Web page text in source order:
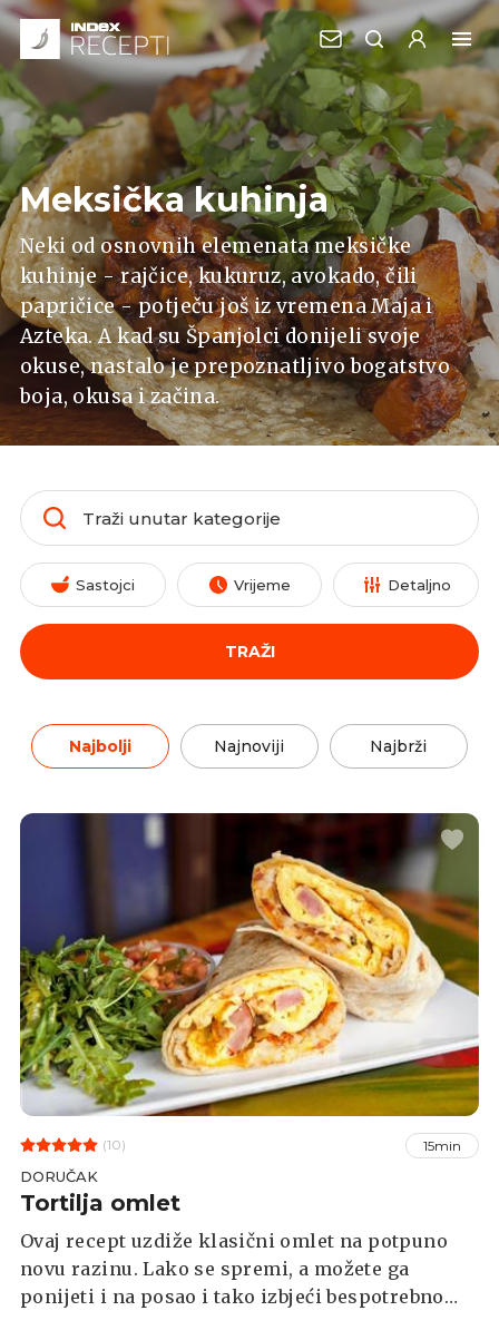
Meksička kuhinja
Neki od osnovnih elemenata meksičke
kuhinje - rajčice, kukuruz, avokado, čili
papričice - potječu još iz vremena Maja i
Azteka. A kad su Španjolci donijeli svoje
okuse, nastalo je prepoznatljivo bogatstvo
boja, okusa i začina.
Sastojci Vrijeme Detaljno
TRAŽI
Najbolji Najnoviji Najbrži
(10) 15min
DORUČAK
Tortilja omlet
Ovaj recept uzdiže klasični omlet na potpuno
novu razinu. Lako se spremi, a možete ga
ponijeti i na posao i tako izbjeći bespotrebno